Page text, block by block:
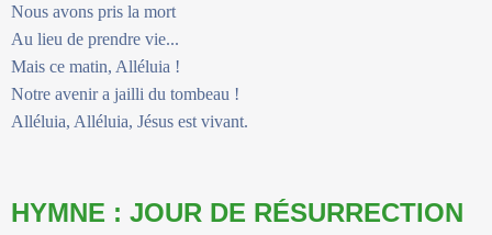
Nous avons pris la mort
Au lieu de prendre vie...
Mais ce matin, Alléluia !
Notre avenir a jailli du tombeau !
Alléluia, Alléluia, Jésus est vivant.
HYMNE : JOUR DE RÉSURRECTION